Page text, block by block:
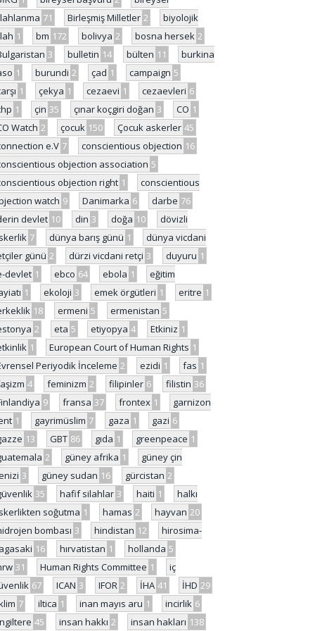
71 Birleşmiş Milletler 2
biyolojik
1 bm 172 bolivya 2 bosna hersek 2
3 bulletin 14 bülten 11
burkina
1 burundi 2 çad 1 campaign 5
1 çekya 1 cezaevi 1 cezaevleri 6
1 çin 35 çınar koçgiri doğan 3 CO 1
Watch 2 çocuk 150 Çocuk askerler 45
e.V 7 conscientious objection 16
objection association 5
objection right 1
conscientious
watch 9 Danimarka 6 darbe 76
devlet 10 din 3 doğa 10
dövizli
7 dünya barış günü 1
dünya vicdani
günü 2 dürzi vicdani retçi 3 duyuru 1
devlet 1 ebco 64 ebola 1
eğitim
1 ekoloji 3 emek örgütleri 1 eritre 1
18 ermeni 5 ermenistan 5
2 eta 5 etiyopya 4 Etkiniz 1
1 European Court of Human Rights 1
Periyodik İnceleme 2 ezidi 1 fas 1
4 feminizm 2 filipinler 6 filistin 36
9 fransa 37 frontex 1
garnizon
1 gayrimüslim 7 gaza 1 gazi 6
13 GBT 86 gıda 1 greenpeace 1
2 güney afrika 1
güney çin
3 güney sudan 16 gürcistan 2
35 hafif silahlar 3 haiti 1
halkı
soğutma 1 hamas 2 hayvan 20
bombası 3 hindistan 12
hirosima-
16 hırvatistan 1 hollanda 5
31 Human Rights Committee 1
iç
67 ICAN 3 IFOR 2 İHA 41 İHD 29
7 iltica 1 inan mayıs aru 1 incirlik 6
45 insan hakkı 2 insan hakları 138